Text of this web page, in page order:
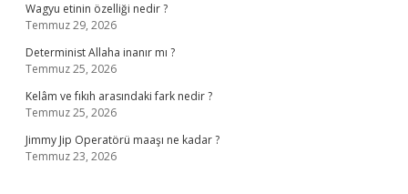
Wagyu etinin özelliği nedir ?
Temmuz 29, 2026
Determinist Allaha inanır mı ?
Temmuz 25, 2026
Kelâm ve fıkıh arasındaki fark nedir ?
Temmuz 25, 2026
Jimmy Jip Operatörü maaşı ne kadar ?
Temmuz 23, 2026